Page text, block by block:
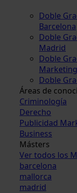
Doble
Barcelona
Doble
Madrid
Doble
Doble
Áreas de
Criminología
Derecho
Publicidad
Business
Másters
Ver todos los
barcelona
mallorca
madrid